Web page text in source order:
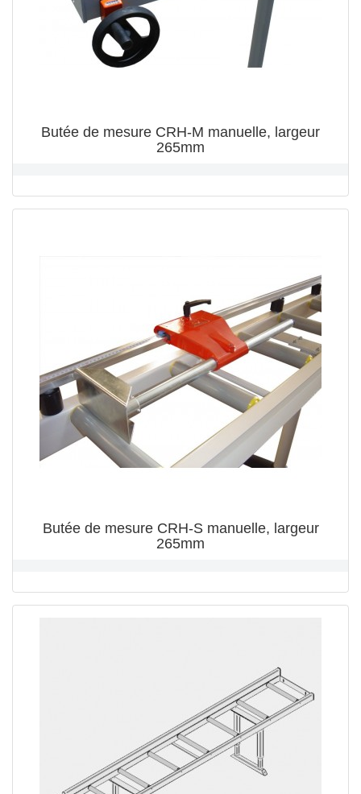
Butée de mesure CRH-M manuelle, largeur
265mm
Butée de mesure CRH-S manuelle, largeur
265mm